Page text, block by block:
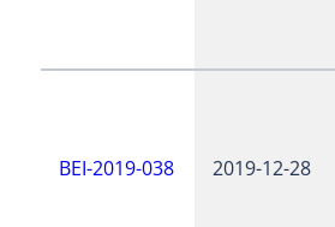
BEI-2019-038 2019-12-28